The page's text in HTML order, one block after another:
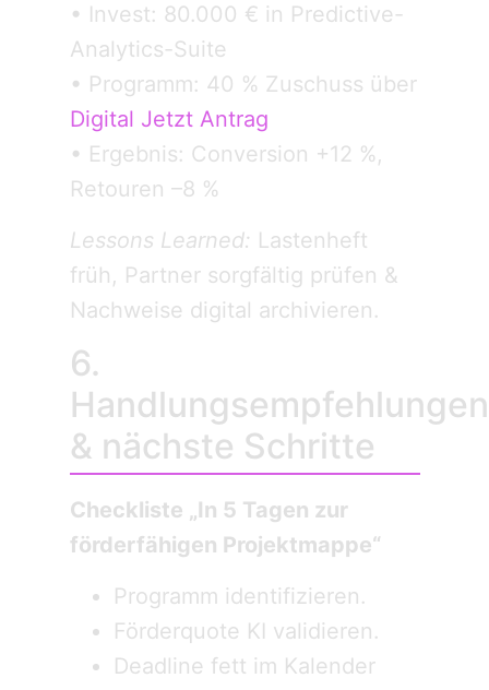
• Invest: 80.000 € in Predictive-
Analytics-Suite
• Programm: 40 % Zuschuss über
Digital Jetzt Antrag
• Ergebnis: Conversion +12 %,
Retouren –8 %
Lessons Learned: Lastenheft
früh, Partner sorgfältig prüfen &
Nachweise digital archivieren.
6.
Handlungsempfehlungen
& nächste Schritte
Checkliste „In 5 Tagen zur
förderfähigen Projektmappe“
Programm identifizieren.
Förderquote KI validieren.
Deadline fett im Kalender